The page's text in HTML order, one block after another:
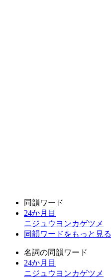
同韻ワード
24か月目
ニジュウヨンカゲツメ
同韻ワードをもっと見る
名詞の同韻ワード
24か月目
ニジュウヨンカゲツメ